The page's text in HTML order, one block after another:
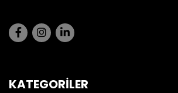
KATEGORİLER